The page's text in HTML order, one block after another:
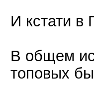
И кстати в
В общем
топовых